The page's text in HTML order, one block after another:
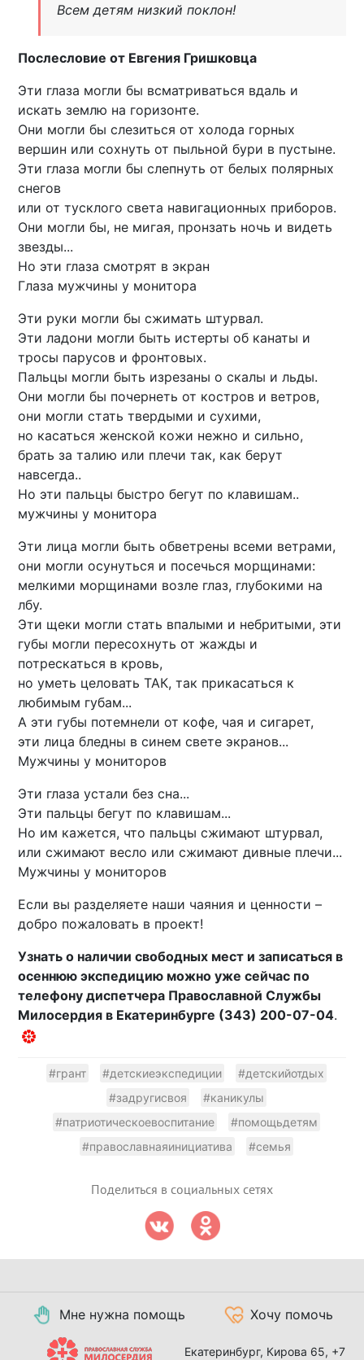
Всем детям низкий поклон!
Послесловие от Евгения Гришковца
Эти глаза могли бы всматриваться вдаль и
искать землю на горизонте.
Они могли бы слезиться от холода горных
вершин или сохнуть от пыльной бури в пустыне.
Эти глаза могли бы слепнуть от белых полярных
снегов
или от тусклого света навигационных приборов.
Они могли бы, не мигая, пронзать ночь и видеть
звезды...
Но эти глаза смотрят в экран
Глаза мужчины у монитора
Эти руки могли бы сжимать штурвал.
Эти ладони могли быть истерты об канаты и
тросы парусов и фронтовых.
Пальцы могли быть изрезаны о скалы и льды.
Они могли бы почернеть от костров и ветров,
они могли стать твердыми и сухими,
но касаться женской кожи нежно и сильно,
брать за талию или плечи так, как берут
навсегда..
Но эти пальцы быстро бегут по клавишам..
мужчины у монитора
Эти лица могли быть обветрены всеми ветрами,
они могли осунуться и посечься морщинами:
мелкими морщинами возле глаз, глубокими на
лбу.
Эти щеки могли стать впалыми и небритыми, эти
губы могли пересохнуть от жажды и
потрескаться в кровь,
но уметь целовать ТАК, так прикасаться к
любимым губам...
А эти губы потемнели от кофе, чая и сигарет,
эти лица бледны в синем свете экранов...
Мужчины у мониторов
Эти глаза устали без сна...
Эти пальцы бегут по клавишам...
Но им кажется, что пальцы сжимают штурвал,
или сжимают весло или сжимают дивные плечи...
Мужчины у мониторов
Если вы разделяете наши чаяния и ценности –
добро пожаловать в проект!
Узнать о наличии свободных мест и записаться в
осеннюю экспедицию можно уже сейчас по
телефону диспетчера Православной Службы
Милосердия в Екатеринбурге (343) 200-07-04.
#грант #детскиеэкспедиции
#детскийотдых
#задругисвоя
#каникулы
#патриотическоевоспитание
#помощьдетям
#православнаяинициатива
#семья
Поделиться в социальных сетях
Мне нужна помощь Хочу помочь
Екатеринбург, Кирова 65, +7